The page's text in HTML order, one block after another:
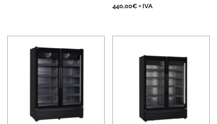
440,00€ + IVA